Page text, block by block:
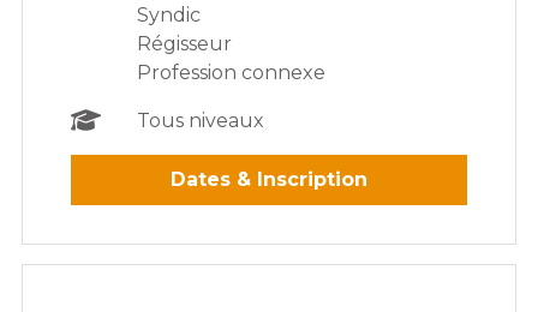
Syndic
Régisseur
Profession connexe
Tous niveaux
Dates & Inscription